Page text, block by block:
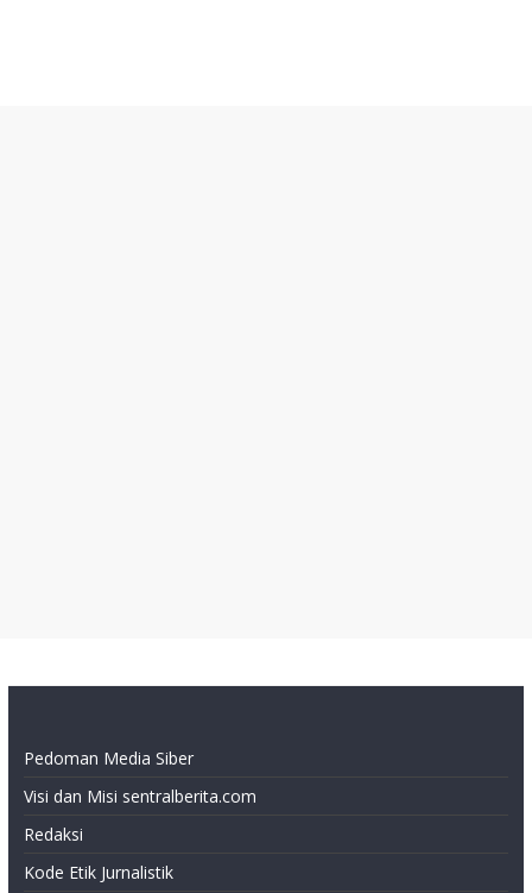
Pedoman Media Siber
Visi dan Misi sentralberita.com
Redaksi
Kode Etik Jurnalistik